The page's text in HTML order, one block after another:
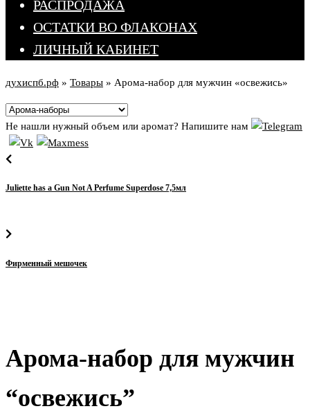
РАСПРОДАЖА
ОСТАТКИ ВО ФЛАКОНАХ
ЛИЧНЫЙ КАБИНЕТ
духиспб.рф » Товары » Арома-набор для мужчин «освежись»
Не нашли нужный объем или аромат? Напишите нам
Juliette has a Gun Not A Perfume Superdose 7,5мл
Фирменный мешочек
Арома-набор для мужчин
“освежись”